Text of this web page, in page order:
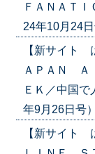
ＦＡＮＡＴ
24年10月24
【新サイト
ＡＰＡＮ Ａ
ＥＫ／中国
年9月26日号
【新サイト